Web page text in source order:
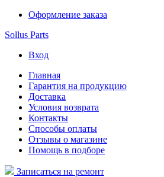
Оформление заказа
Sollus Parts
Вход
Главная
Гарантия на продукцию
Доставка
Условия возврата
Контакты
Способы оплаты
Отзывы о магазине
Помощь в подборе
Записаться на ремонт